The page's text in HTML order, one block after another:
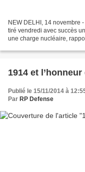
NEW DELHI, 14 novembre
tiré vendredi avec succès
une charge nucléaire,
1914 et
Publié le 15/11/2014 à
Par RP Defense